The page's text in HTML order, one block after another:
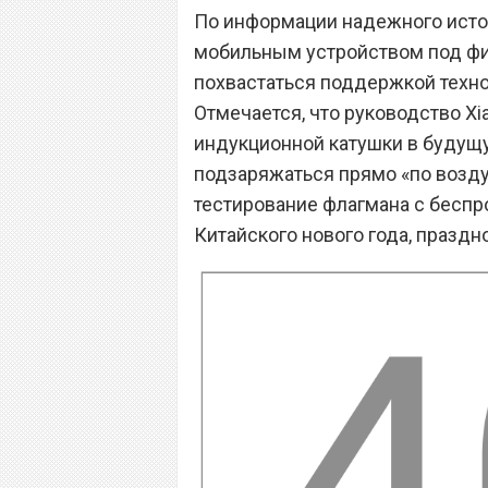
По информации надежного
мобильным устройством под
похвастаться поддержкой
Отмечается, что руководство
индукционной катушки в
подзаряжаться прямо «по
тестирование флагмана с
Китайского нового года,